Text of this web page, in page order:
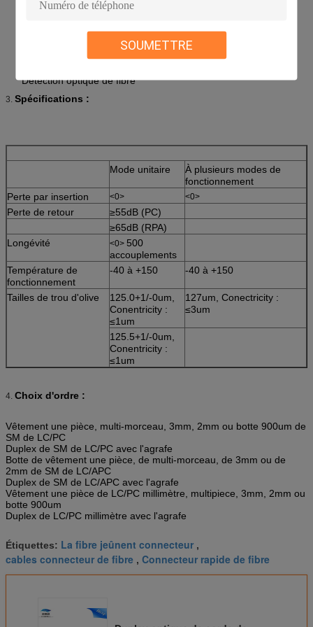
SOUMETTRE
FTTH (fibre à la maison)
Détection optique de fibre
3. Spécifications :
Mode unitaire
À plusieurs modes de
fonctionnement
Perte par insertion
<0> <0>
Perte de retour
≥55dB (PC)
≥65dB (RPA)
Longévité
<0> 500
accouplements
Température de
fonctionnement
-40 à +150 -40 à +150
Tailles de trou d'olive
125.0+1/-0um,
Conentricity :
≤1um
127um, Conectricity :
≤3um
125.5+1/-0um,
Conentricity :
≤1um
4. Choix d'ordre :
Vêtement une pièce, multi-morceau, 3mm, 2mm ou botte 900um de
SM de LC/PC
Duplex de SM de LC/PC avec l'agrafe
Botte de vêtement une pièce, de multi-morceau, de 3mm ou de
2mm de SM de LC/APC
Duplex de SM de LC/APC avec l'agrafe
Vêtement une pièce de LC/PC millimètre, multipiece, 3mm, 2mm ou
botte 900um
Duplex de LC/PC millimètre avec l'agrafe
Étiquettes: La fibre jeûnent connecteur ,
cables connecteur de fibre , Connecteur rapide de fibre